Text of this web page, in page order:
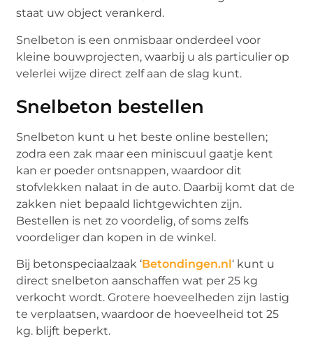
staat uw object verankerd.
Snelbeton is een onmisbaar onderdeel voor
kleine bouwprojecten, waarbij u als particulier op
velerlei wijze direct zelf aan de slag kunt.
Snelbeton bestellen
Snelbeton kunt u het beste online bestellen;
zodra een zak maar een miniscuul gaatje kent
kan er poeder ontsnappen, waardoor dit
stofvlekken nalaat in de auto. Daarbij komt dat de
zakken niet bepaald lichtgewichten zijn.
Bestellen is net zo voordelig, of soms zelfs
voordeliger dan kopen in de winkel.
Bij betonspeciaalzaak ‘Betondingen.nl‘ kunt u
direct snelbeton aanschaffen wat per 25 kg
verkocht wordt. Grotere hoeveelheden zijn lastig
te verplaatsen, waardoor de hoeveelheid tot 25
kg. blijft beperkt.